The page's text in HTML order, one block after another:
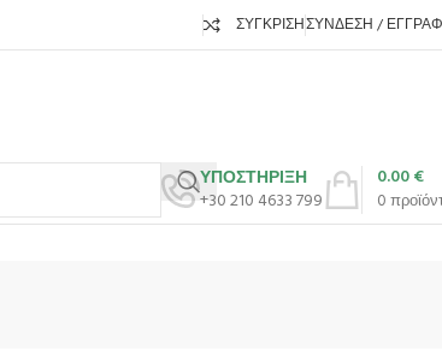
ΣΎΓΚΡΙΣΗΣΎΝΔΕΣΗ /
ΥΠΟΣΤΗΡΙΞΗ
+30 210 4633 799
0
0.00€